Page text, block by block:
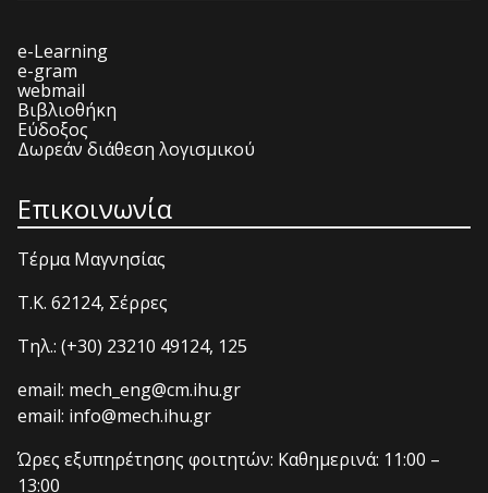
e-Learning
e-gram
webmail
Βιβλιοθήκη
Εύδοξος
Δωρεάν διάθεση λογισμικού
Επικοινωνία
Τέρμα Μαγνησίας
T.K. 62124, Σέρρες
Τηλ.: (+30) 23210 49124, 125
email: mech_eng@cm.ihu.gr
email: info@mech.ihu.gr
Ώρες εξυπηρέτησης φοιτητών: Καθημερινά: 11:00 –
13:00